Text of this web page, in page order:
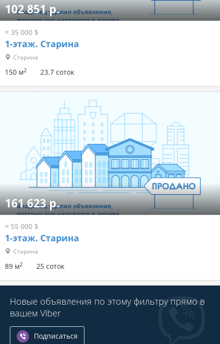
102 851 р.
≈ 35 000 $
1-этаж. Старина
Старина
150 м2 23.7 соток
161 623 р.
≈ 55 000 $
1-этаж. Старина
Старина
89 м2 25 соток
Новые объявления по этому фильтру прямо в
вашем Viber
Подписаться